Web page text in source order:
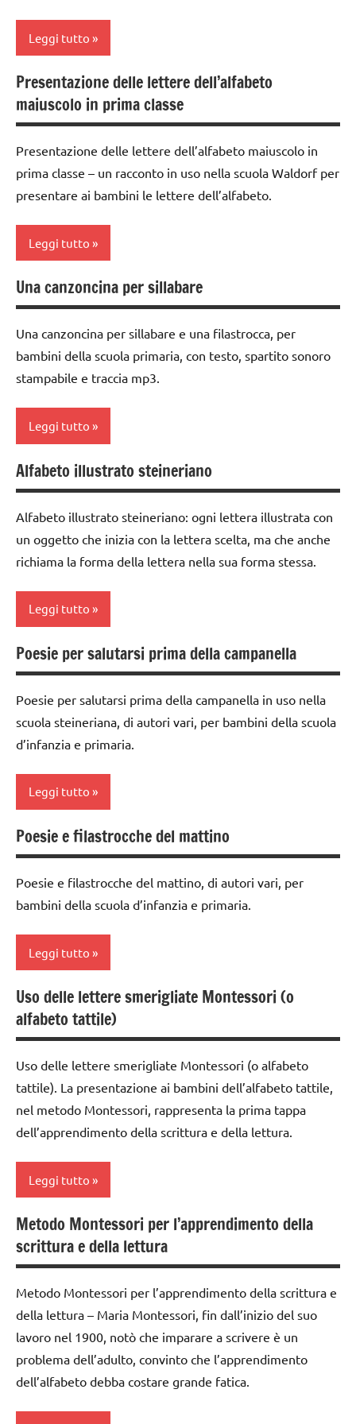
ARGOMENTI
PER ETA'
TUTTI GLI
ARTICOLI
leggere
e
scrivere
i
numeri
LINGUAGGIO
MATEMATICA
racconti
lettura
steineriana
scrivere
e
leggere
ARGOMENTI
TUTTI GLI
ARTICOLI
Leggi tutto
classe
1a
3 ai
6
anni
flauto
dolce
e
LINGUAGGIO
MUSICA
ARGOMENTI
PER ETA'
TUTTI GLI
Presentazione delle lettere dell’alfabeto
maiuscolo in prima classe
Presentazione delle lettere dell’alfabeto maiuscolo in
prima classe – un racconto in uso nella scuola Waldorf per
presentare ai bambini le lettere dell’alfabeto.
Leggi tutto
classe
1a
GUIDA
DIDATTICA
WALDORF
LINGUAGGIO
racconti
scrittura e
lettura
scrivere
e
TUTTI GLI
ARGOMENTI
PER ETA'
TUTTI GLI
ARTICOLI
Una canzoncina per sillabare
Una canzoncina per sillabare e una filastrocca, per
bambini della scuola primaria, con testo, spartito sonoro
stampabile e traccia mp3.
Leggi tutto
classe
1a
classe
2a
dolce
e
canto
LINGUAGGIO
TUTTI GLI
ARGOMENTI
TUTTI GLI
ARTICOLI
Alfabeto illustrato steineriano
Alfabeto illustrato steineriano: ogni lettera illustrata con
un oggetto che inizia con la lettera scelta, ma che anche
richiama la forma della lettera nella sua forma stessa.
Leggi tutto
ARTE
IMMAGINE
classe
1a
DIDATTICA
WALDORF
PEDAGOGIE
scrittura e
lettura
scrivere
e
leggere
Steiner
ARGOMENTI
PER ETA'
TUTTI GLI
ARTICOLI
Poesie per salutarsi prima della campanella
Poesie per salutarsi prima della campanella in uso nella
scuola steineriana, di autori vari, per bambini della scuola
d’infanzia e primaria.
Leggi tutto
classe
1a
classe
2a
classe
3a
3 ai
6
anni
LINGUAGGIO
poesie
casa e
a
scuola
filastrocche
PER ETA'
Poesie e filastrocche del mattino
Poesie e filastrocche del mattino, di autori vari, per
bambini della scuola d’infanzia e primaria.
Leggi tutto
classe
1a
2a
classe
3a
6
LINGUAGGIO
poesie
a
scuola
filastrocche
Uso delle lettere smerigliate Montessori (o
alfabeto tattile)
Uso delle lettere smerigliate Montessori (o alfabeto
tattile). La presentazione ai bambini dell’alfabeto tattile,
nel metodo Montessori, rappresenta la prima tappa
dell’apprendimento della scrittura e della lettura.
Leggi tutto
classe
1a
2a
3 ai
6
anni
GUIDA
Metodo Montessori per l’apprendimento della
scrittura e della lettura
Metodo Montessori per l’apprendimento della scrittura e
della lettura – Maria Montessori, fin dall’inizio del suo
lavoro nel 1900, notò che imparare a scrivere è un
problema dell’adulto, convinto che l’apprendimento
dell’alfabeto debba costare grande fatica.